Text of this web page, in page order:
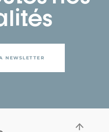
NEWSLETTER